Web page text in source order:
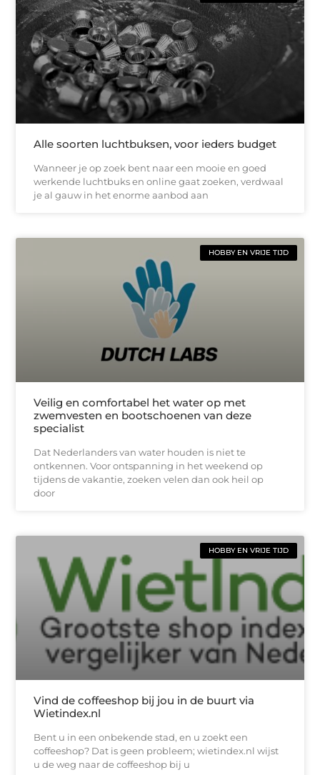
Alle soorten luchtbuksen, voor ieders budget
Wanneer je op zoek bent naar een mooie en goed
werkende luchtbuks en online gaat zoeken, verdwaal
je al gauw in het enorme aanbod aan
HOBBY EN VRIJE TIJD
Veilig en comfortabel het water op met
zwemvesten en bootschoenen van deze
specialist
Dat Nederlanders van water houden is niet te
ontkennen. Voor ontspanning in het weekend op
tijdens de vakantie, zoeken velen dan ook heil op
door
HOBBY EN VRIJE TIJD
Vind de coffeeshop bij jou in de buurt via
Wietindex.nl
Bent u in een onbekende stad, en u zoekt een
coffeeshop? Dat is geen probleem; wietindex.nl wijst
u de weg naar de coffeeshop bij u